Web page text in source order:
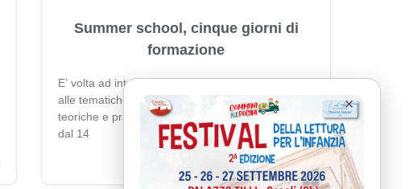
×
Summer school, cinque giorni di
formazione
E’ volta ad introdurre docenti, genitori e volontari
alle tematiche della lettura per l’infanzia. Le lezioni
teoriche e pratiche, articolate in cinque giornate,
dal 14
Leggi Tutto »